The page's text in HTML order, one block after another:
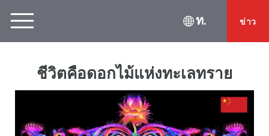
ท. ข่าว
ชีวิตคือดอกไม้แห่งทะเลทราย